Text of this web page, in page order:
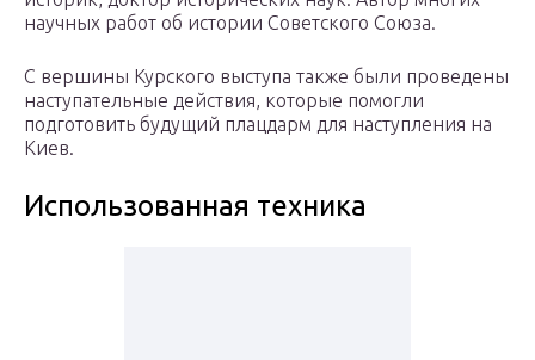
научных работ об истории Советского Союза.
С вершины Курского выступа также были проведены
наступательные действия, которые помогли
подготовить будущий плацдарм для наступления на
Киев.
Использованная техника